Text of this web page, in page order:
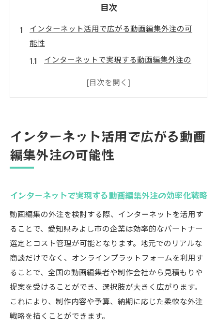
目次
インターネット活用で広がる動画編集外注の可
能性
インターネットで実現する動画編集外注の
動画編集外注がもたらすビジネス拡大の新
率化の秘訣
オンラインで広がる動画編集外注の柔軟な
にもたらす価値
愛知県みよし市の企業が動画編集を外注する利
点
地域企業が動画編集外注で得られる業務効
率化の効果
みよし市企業が動画編集を外注する際の主
な利点
地元企業が動画編集外注で強化できる競争
力とは
インターネット活用で広がる動画
編集外注の可能性
インターネットで実現する動画編集外注の効率化戦略
動画編集の外注を検討する際、インターネットを活用す
ることで、愛知県みよし市の企業は効率的なパートナー
選定とコスト管理が可能となります。地元でのリアルな
商談だけでなく、オンラインプラットフォームを利用す
ることで、全国の動画編集者や制作会社から見積もりや
提案を受けることができ、選択肢が大きく広がります。
これにより、制作内容や予算、納期に応じた柔軟な外注
戦略を描くことができます。